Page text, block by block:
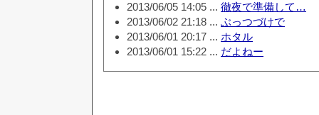
2013/06/05 14:05 ... 徹夜で準備して…
2013/06/02 21:18 ... ぶっつづけで
2013/06/01 20:17 ... ホタル
2013/06/01 15:22 ... だよねー